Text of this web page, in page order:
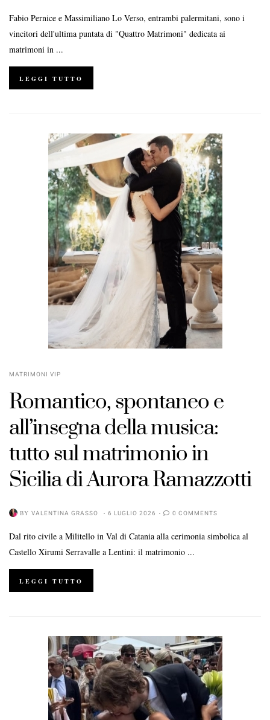
Fabio Pernice e Massimiliano Lo Verso, entrambi palermitani, sono i
vincitori dell'ultima puntata di "Quattro Matrimoni" dedicata ai
matrimoni in ...
LEGGI TUTTO
MATRIMONI VIP
Romantico, spontaneo e
all’insegna della musica:
tutto sul matrimonio in
Sicilia di Aurora Ramazzotti
BY VALENTINA GRASSO 6 LUGLIO 2026 0 COMMENTS
Dal rito civile a Militello in Val di Catania alla cerimonia simbolica al
Castello Xirumi Serravalle a Lentini: il matrimonio ...
LEGGI TUTTO
POSTED
ON